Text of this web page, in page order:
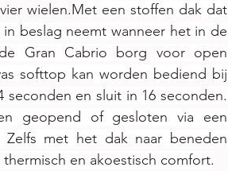
wielen.Met een stoffen dak dat
beslag neemt wanneer het in de
Gran Cabrio borg voor open
softtop kan worden bediend bij
en sluit in 16 seconden.
geopend of gesloten via een
Zelfs met het dak naar beneden
en akoestisch comfort.